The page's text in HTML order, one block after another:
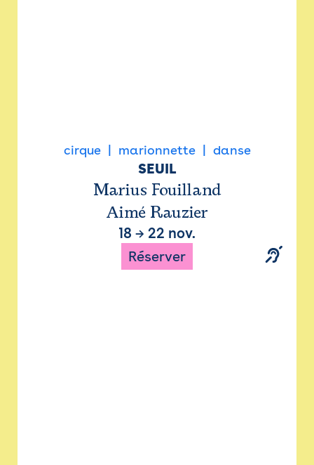
cirque marionnette danse
SEUIL
Marius Fouilland
Aimé Rauzier
18 → 22 nov.
Réserver